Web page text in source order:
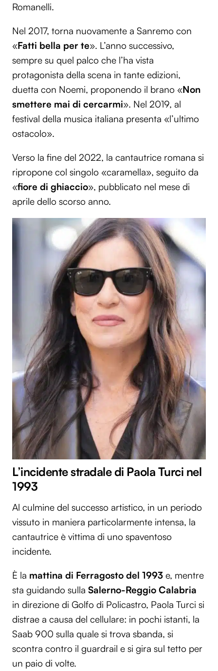
Romanelli.
Nel 2017, torna nuovamente a Sanremo con
«Fatti bella per te». L’anno successivo,
sempre su quel palco che l’ha vista
protagonista della scena in tante edizioni,
duetta con Noemi, proponendo il brano «Non
smettere mai di cercarmi». Nel 2019, al
festival della musica italiana presenta «l’ultimo
ostacolo».
Verso la fine del 2022, la cantautrice romana si
ripropone col singolo «caramella», seguito da
«fiore di ghiaccio», pubblicato nel mese di
aprile dello scorso anno.
L’incidente stradale di Paola Turci nel
1993
Al culmine del successo artistico, in un periodo
vissuto in maniera particolarmente intensa, la
cantautrice è vittima di uno spaventoso
incidente.
È la mattina di Ferragosto del 1993 e, mentre
sta guidando sulla Salerno-Reggio Calabria
in direzione di Golfo di Policastro, Paola Turci si
distrae a causa del cellulare: in pochi istanti, la
Saab 900 sulla quale si trova sbanda, si
scontra contro il guardrail e si gira sul tetto per
un paio di volte.